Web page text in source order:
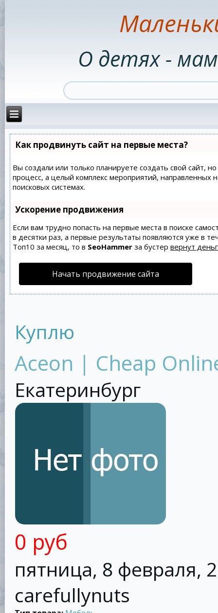
О детях -
Как продвинуть сайт на первые места?
Вы создали или только планируете создать свой сайт,
процесс, а целый комплекс мероприятий,
поисковых системах.
Ускорение продвижения
Если вам трудно попасть на первые места в поиске
в десятки раз, а первые результаты появляются уже в
Топ10 за месяц, то в SeoHammerза бустер вернут
Начать продвижение сайта
Куплю
Aceon | Cheap
Екатеринбург
0 руб
пятница, 8 февраля,
carefullynuts